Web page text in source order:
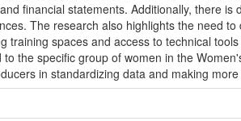
financial statements. Additionally, there
The research also highlights the need
training spaces and access to technical
the specific group of women in the
in standardizing data and making